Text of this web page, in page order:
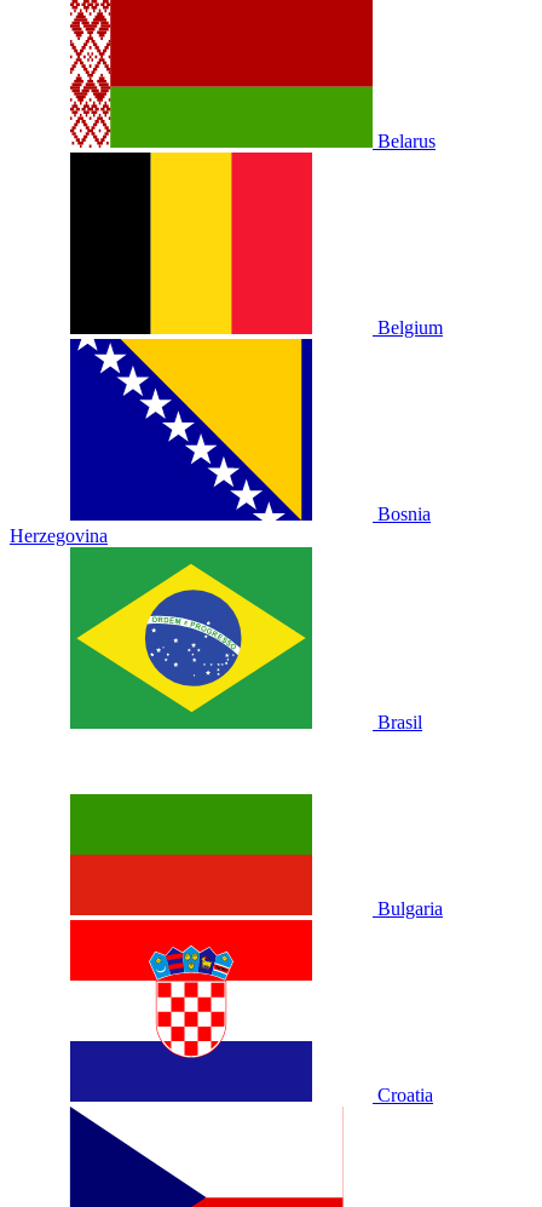
Belarus
Belgium
Bosnia
Herzegovina
Brasil
Bulgaria
Croatia